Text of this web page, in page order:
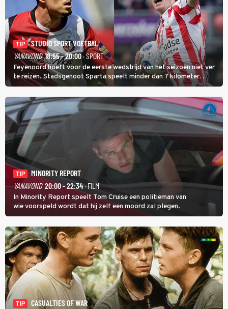
TIP
STUDIO SPORT VOETBAL
VANAVOND 18:55 - 20:00· SPORT
Feyenoord hoeft voor de eerste wedstrijd van het seizoen niet ver
te reizen. Stadsgenoot Sparta speelt minder dan 7 kilometer
verderop. Feyenoord trok de Spaanse spits Nacho Ferri aan van
KVC Westerlo uit België.
TIP
MINORITY REPORT
VANAVOND 20:00 - 22:34· FILM
In Minority Report speelt Tom Cruise een politieman van
wie voorspeld wordt dat hij zelf een moord zal plegen.
TIP
CASUALTIES OF WAR